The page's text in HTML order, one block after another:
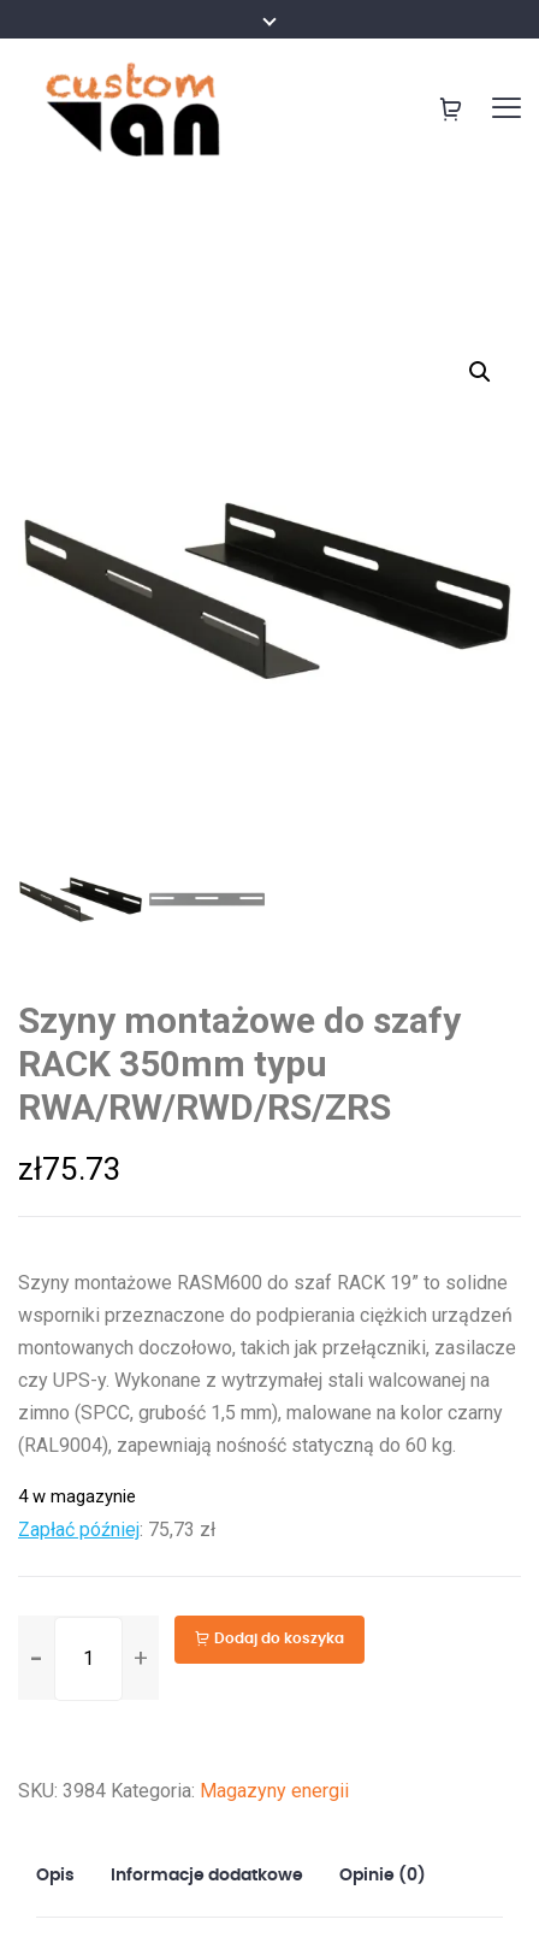
Szyny montażowe do szafy
RACK 350mm typu
RWA/RW/RWD/RS/ZRS
zł75.73
Szyny montażowe RASM600 do szaf RACK 19” to solidne
wsporniki przeznaczone do podpierania ciężkich urządzeń
montowanych doczołowo, takich jak przełączniki, zasilacze
czy UPS-y. Wykonane z wytrzymałej stali walcowanej na
zimno (SPCC, grubość 1,5 mm), malowane na kolor czarny
(RAL9004), zapewniają nośność statyczną do 60 kg.
4 w magazynie
Zapłać później: 75,73 zł
Szyny
RACK
RWA/RW/RWD/RS/ZRS
Dodaj do koszyka
SKU: 3984 Kategoria: Magazyny energii
Opis Informacje dodatkowe Opinie (0)